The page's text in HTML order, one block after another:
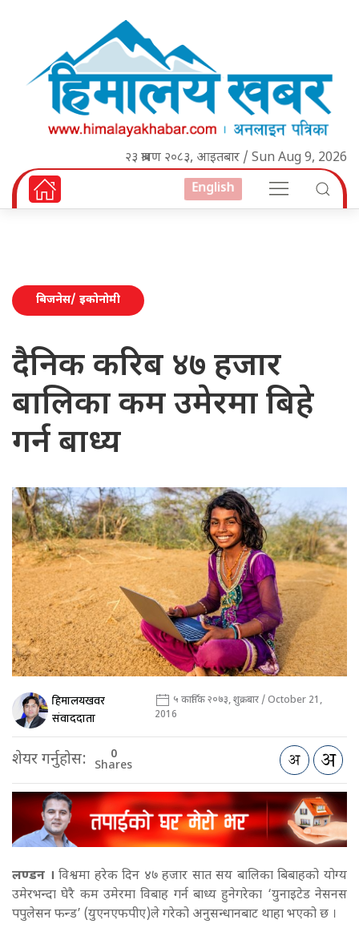
२३ श्रावण २०८३, आइतबार / Sun Aug 9, 2026
English
बिजनेस/ इकोनोमी
दैनिक करिब ४७ हजार
बालिका कम उमेरमा बिहे
गर्न बाध्य
हिमालयखवर
संवाददाता
५ कार्तिक २०७३, शुक्रबार / October 21,
2016
शेयर गर्नुहोस: 0
Shares
लण्डन । विश्वमा हरेक दिन ४७ हजार सात सय बालिका बिबाहको योग्य
उमेरभन्दा घेरै कम उमेरमा विबाह गर्न बाध्य हुनेगरेका ‘युनाइटेड नेसनस
पपुलेसन फन्ड’ (युएनएफपीए)ले गरेको अनुसन्धानबाट थाहा भएको छ ।